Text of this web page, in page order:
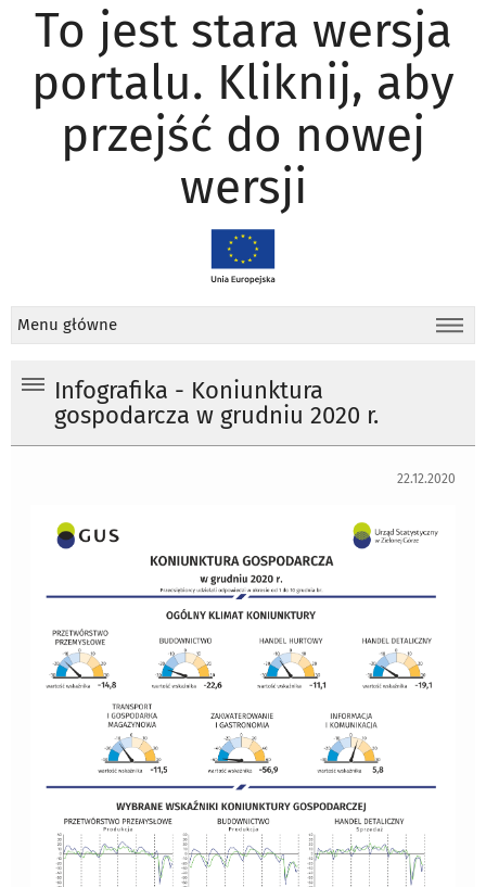
To jest stara wersja
portalu. Kliknij, aby
przejść do nowej
wersji
Menu główne
Infografika - Koniunktura
gospodarcza w grudniu 2020 r.
22.12.2020